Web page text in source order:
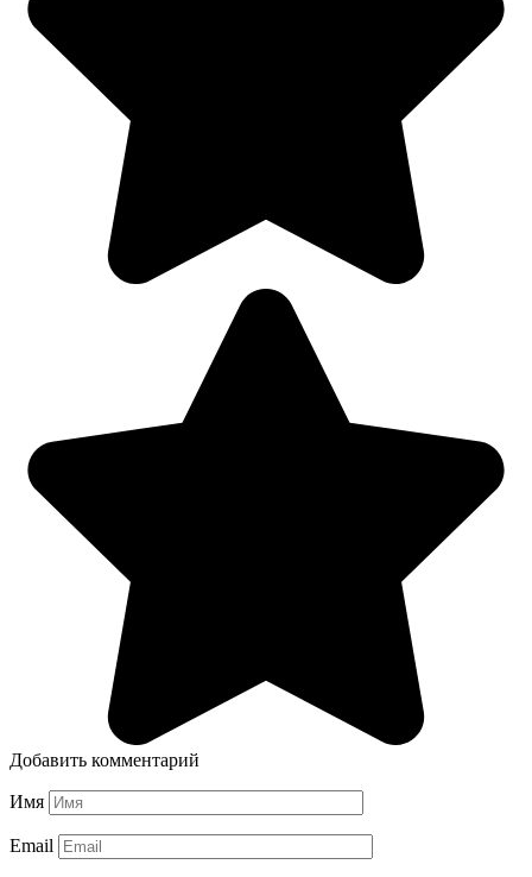
Добавить комментарий
Имя
Email